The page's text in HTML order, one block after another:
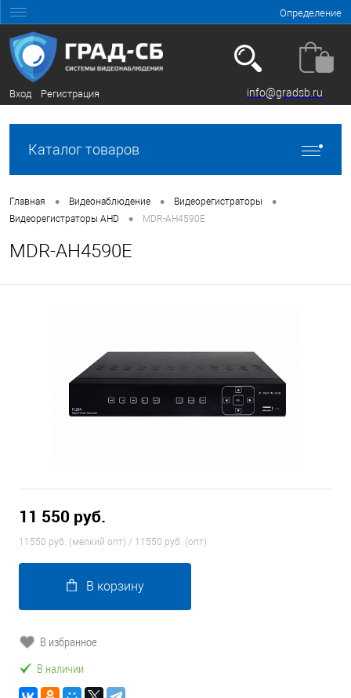
Определение
Вход Регистрация info@gradsb.ru
Каталог товаров
Главная • Видеонаблюдение • Видеорегистраторы •
Видеорегистраторы AHD • MDR-AH4590E
MDR-AH4590E
11 550 руб.
11550 руб. (мелкий опт) / 11550 руб. (опт)
В корзину
В избранное
В наличии